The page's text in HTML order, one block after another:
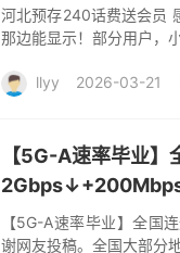
河北预存240话费送会员
那边能显示！部分用户，
llyy 2026-03-21
【5G-A速率毕业】
【5G-A速率毕业】全
谢网友投稿。全国大部分